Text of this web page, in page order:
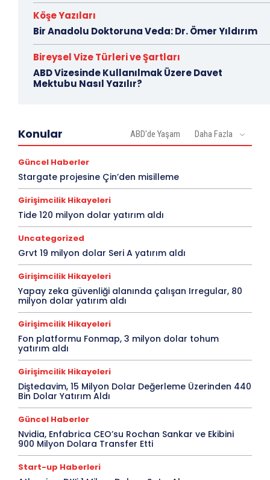
Köşe Yazıları
Bir Anadolu Doktoruna Veda: Dr. Ömer Yıldırım
Bireysel Vize Türleri ve Şartları
ABD Vizesinde Kullanılmak Üzere Davet
Mektubu Nasıl Yazılır?
Konular ABD'de Yaşam Daha Fazla
Güncel Haberler
Stargate projesine Çin’den misilleme
Girişimcilik Hikayeleri
Tide 120 milyon dolar yatırım aldı
Uncategorized
Grvt 19 milyon dolar Seri A yatırım aldı
Girişimcilik Hikayeleri
Yapay zeka güvenliği alanında çalışan Irregular, 80
milyon dolar yatırım aldı
Girişimcilik Hikayeleri
Fon platformu Fonmap, 3 milyon dolar tohum
yatırım aldı
Girişimcilik Hikayeleri
Diştedavim, 15 Milyon Dolar Değerleme Üzerinden 440
Bin Dolar Yatırım Aldı
Güncel Haberler
Nvidia, Enfabrica CEO’su Rochan Sankar ve Ekibini
900 Milyon Dolara Transfer Etti
Start-up Haberleri